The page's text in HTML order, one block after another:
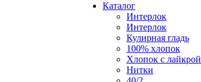
Каталог
Интерлок
Интерлок
Кулирная гладь
100% хлопок
Хлопок с лайкрой
Нитки